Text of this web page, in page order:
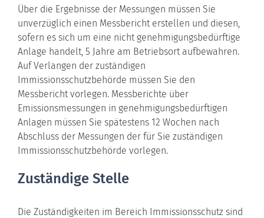
Über die Ergebnisse der Messungen müssen Sie
unverzüglich einen Messbericht erstellen und diesen,
sofern es sich um eine nicht genehmigungsbedürftige
Anlage handelt, 5 Jahre am Betriebsort aufbewahren.
Auf Verlangen der zuständigen
Immissionsschutzbehörde müssen Sie den
Messbericht vorlegen. Messberichte über
Emissionsmessungen in genehmigungsbedürftigen
Anlagen müssen Sie spätestens 12 Wochen nach
Abschluss der Messungen der für Sie zuständigen
Immissionsschutzbehörde vorlegen.
Zuständige Stelle
Die Zuständigkeiten im Bereich Immissionsschutz sind